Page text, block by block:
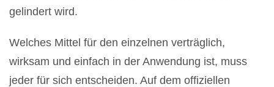
gelindert wird.
Welches Mittel für den einzelnen verträglich,
wirksam und einfach in der Anwendung ist, muss
jeder für sich entscheiden. Auf dem offiziellen